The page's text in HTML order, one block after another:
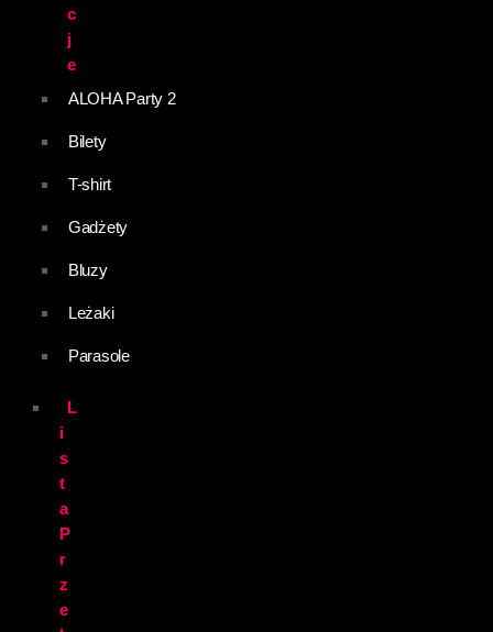
c
j
e
ALOHA Party 2
Bilety
T-shirt
Gadżety
Bluzy
Leżaki
Parasole
L
i
s
t
a
P
r
z
e